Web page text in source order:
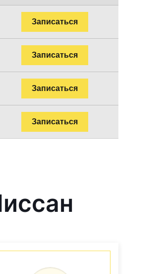
Записаться
Записаться
Записаться
Записаться